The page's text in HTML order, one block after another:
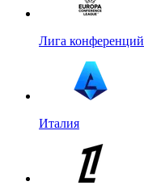
Лига конференций
Италия